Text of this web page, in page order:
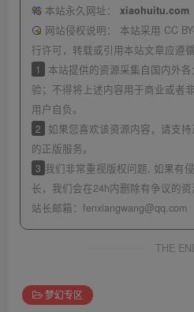
本站永久网址：
xiaohuitu.com
网站侵权说明：
本站采用 CC
行许可，转载或引用本站文章应遵循
1
本站提供的资源采集自国内外
验；不得将上述内容用于商业或者
用户自负。
2
如果您喜欢该资源内容，请支
的正版服务。
3 我们非常重视版权问题, 如果有
长，我们会在24h内删除有争议的资
站长邮箱： fenxiangwang@qq.com
THE
梦幻专区